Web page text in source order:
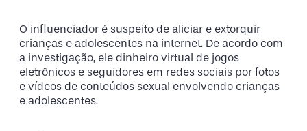
O influenciador é suspeito de aliciar e extorquir
crianças e adolescentes na internet. De acordo com
a investigação, ele dinheiro virtual de jogos
eletrônicos e seguidores em redes sociais por fotos
e vídeos de conteúdos sexual envolvendo crianças
e adolescentes.